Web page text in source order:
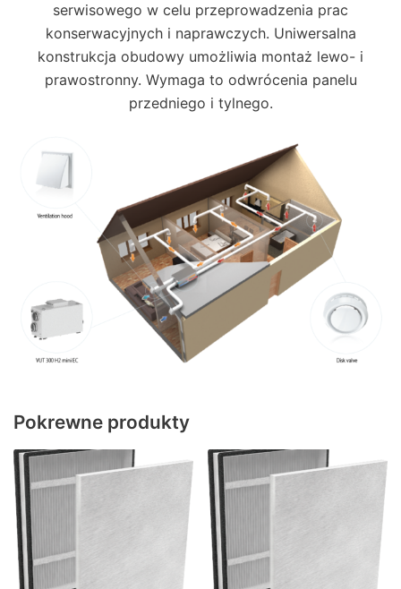
serwisowego w celu przeprowadzenia prac
konserwacyjnych i naprawczych. Uniwersalna
konstrukcja obudowy umożliwia montaż lewo- i
prawostronny. Wymaga to odwrócenia panelu
przedniego i tylnego.
Pokrewne produkty